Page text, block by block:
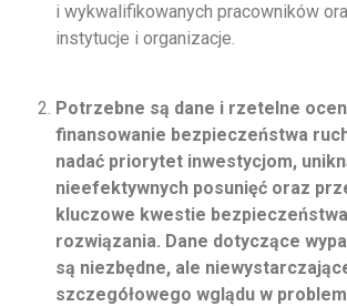
i wykwalifikowanych pracowników
instytucje i organizacje.
Potrzebne są dane i rzetelne
finansowanie bezpieczeństwa
nadać priorytet inwestycjom,
nieefektywnych posunięć oraz
kluczowe kwestie
rozwiązania. Dane dotyczące
są niezbędne, ale
szczegółowego wglądu w